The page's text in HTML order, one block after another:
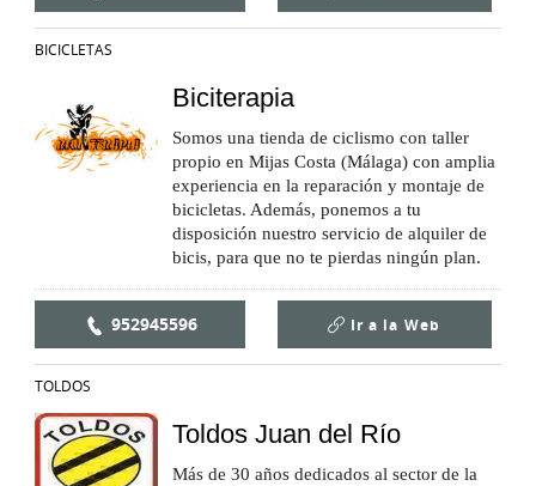
BICICLETAS
Biciterapia
Somos una tienda de ciclismo con taller
propio en Mijas Costa (Málaga) con amplia
experiencia en la reparación y montaje de
bicicletas. Además, ponemos a tu
disposición nuestro servicio de alquiler de
bicis, para que no te pierdas ningún plan.
952945596 Ir a la Web
TOLDOS
Toldos Juan del Río
Más de 30 años dedicados al sector de la